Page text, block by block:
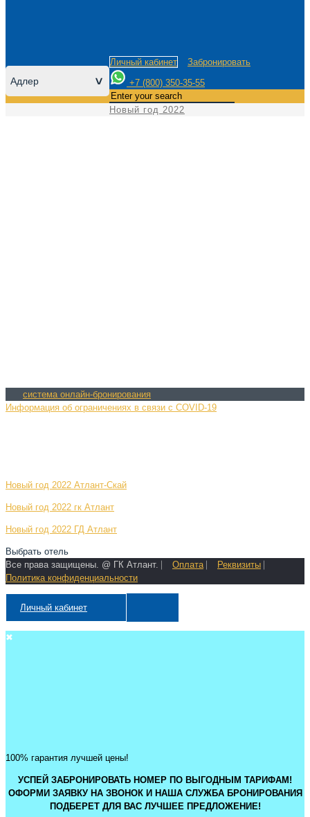
Адлер >
Личный кабинет
Забронировать
+7 (800) 350-35-55
Новый год 2022
система онлайн-бронирования
Информация об ограничениях в связи с COVID-19
Новый год 2022 Атлант-Скай
Новый год 2022 гк Атлант
Новый год 2022 ГД Атлант
Выбрать отель
Все права защищены. @ ГК Атлант. ⎸ Оплата⎸ Реквизиты
Политика конфиденциальности
Личный кабинет
✖
100% гарантия лучшей цены!
УСПЕЙ ЗАБРОНИРОВАТЬ НОМЕР ПО ВЫГОДНЫМ ТАРИФАМ!
ОФОРМИ ЗАЯВКУ НА ЗВОНОК И НАША СЛУЖБА БРОНИРОВАНИЯ
ПОДБЕРЕТ ДЛЯ ВАС ЛУЧШЕЕ ПРЕДЛОЖЕНИЕ!